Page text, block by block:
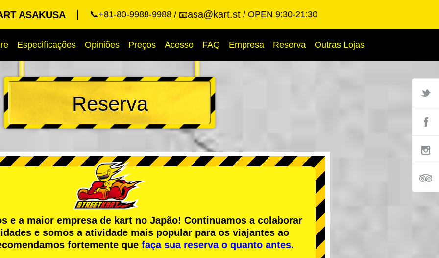
ASAKUSA 📞+81-80-9988-9988 📧asa@kart.st OPEN 9:30-21:30
Especificações Opiniões Preços Acesso FAQ Empresa Reserva Outras Lojas
Reserva
e a maior empresa de kart no Japão! Continuamos a colaborar
e somos a atividade mais popular para os viajantes ao
fortemente que faça sua reserva o quanto antes.